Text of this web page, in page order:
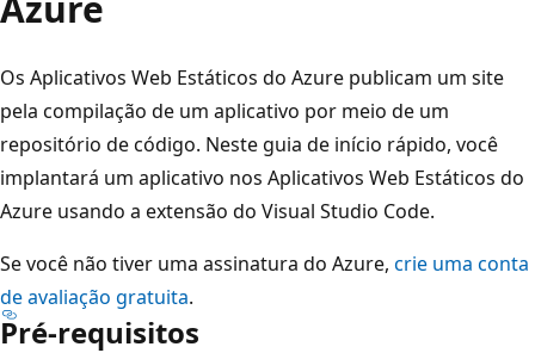
Os Aplicativos Web Estáticos do Azure publicam um site
pela compilação de um aplicativo por meio de um
repositório de código. Neste guia de início rápido, você
implantará um aplicativo nos Aplicativos Web Estáticos do
Azure usando a extensão do Visual Studio Code.
Se você não tiver uma assinatura do Azure, crie uma conta
de avaliação gratuita.
Pré-requisitos